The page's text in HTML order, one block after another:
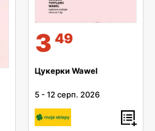
3 49
Цукерки Wawel
5 -12 серп. 2026